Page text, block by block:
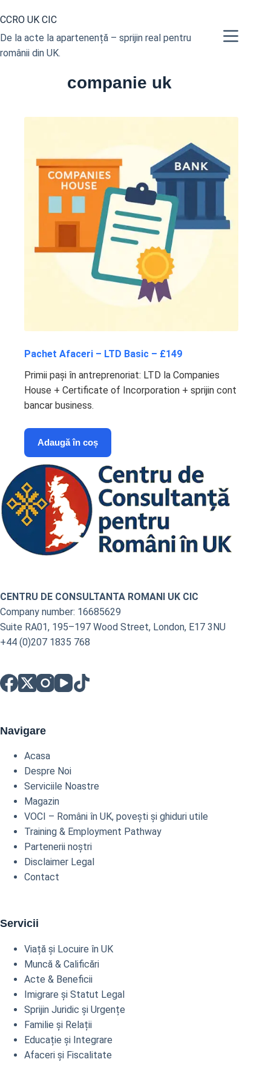
la
conținut
CCRO UK CIC
De la acte la apartenență – sprijin real pentru
românii din UK.
companie uk
Pachet Afaceri – LTD Basic – £149
Primii pași în antreprenoriat: LTD la Companies
House + Certificate of Incorporation + sprijin cont
bancar business.
Adaugă în coș
CENTRU DE CONSULTANTA ROMANI UK CIC
Company number: 16685629
Suite RA01, 195–197 Wood Street, London, E17 3NU
+44 (0)207 1835 768
Navigare
Acasa
Despre Noi
Serviciile Noastre
Magazin
VOCI – Români în UK, povești și ghiduri utile
Training & Employment Pathway
Partenerii noștri
Disclaimer Legal
Contact
Servicii
Viață și Locuire în UK
Muncă & Calificări
Acte & Beneficii
Imigrare și Statut Legal
Sprijin Juridic și Urgențe
Familie și Relații
Educație și Integrare
Afaceri și Fiscalitate